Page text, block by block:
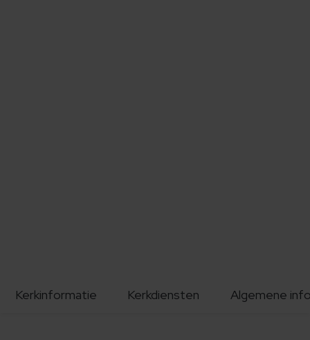
Kerkinformatie Kerkdiensten Algemene